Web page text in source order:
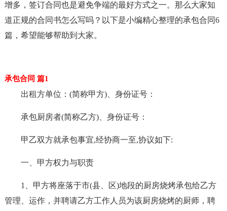
增多，签订合同也是避免争端的最好方式之一。那么大家知
道正规的合同书怎么写吗？以下是小编精心整理的承包合同6
篇，希望能够帮助到大家。
承包合同 篇1
出租方单位：(简称甲方)、身份证号：
承包厨房者(简称乙方)、身份证号：
甲乙双方就承包事宜,经协商一至,协议如下:
一、甲方权力与职责
1、甲方将座落于市(县、区)地段的厨房烧烤承包给乙方
管理、运作，并聘请乙方工作人员为该厨房烧烤的厨师，聘